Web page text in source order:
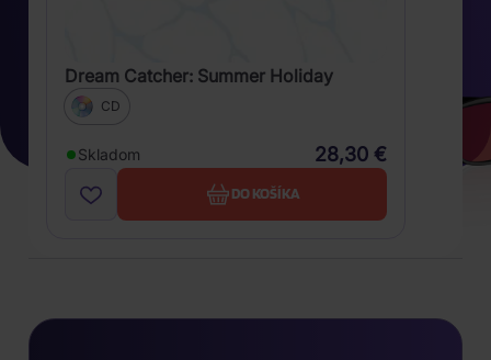
Dream Catcher: Summer Holiday
CD
Skladom 28,30 €
DO KOŠÍKA